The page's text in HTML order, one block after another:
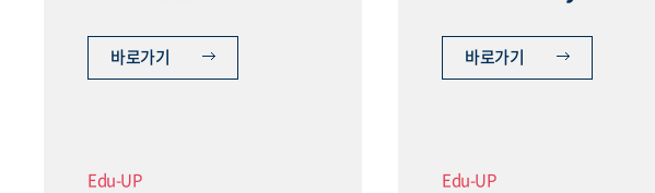
바로가기 바로가기
Edu-UP Edu-UP